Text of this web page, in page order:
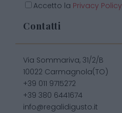
Accetto la Privacy Policy
Contatti
Via Sommariva, 31/2/B
10022 Carmagnola(TO)
+39 011 9715272
+39 380 6441674
info@regalidigusto.it